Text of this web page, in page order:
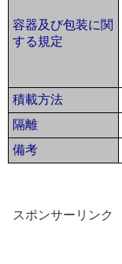
容器及び包装に関
する規定
積載方法
隔離
備考
スポンサーリンク